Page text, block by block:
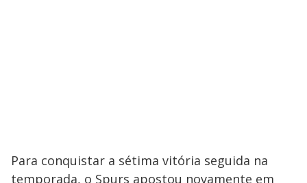
Para conquistar a sétima vitória seguida na
temporada, o Spurs apostou novamente em